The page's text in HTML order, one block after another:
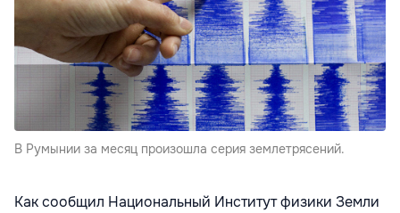
В Румынии за месяц произошла серия землетрясений.
Как сообщил Национальный Институт физики Земли